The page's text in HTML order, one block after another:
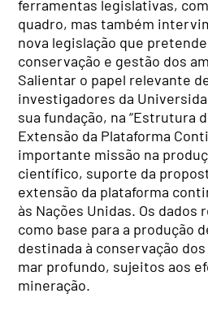
ferramentas legislativas,
quadro, mas também
nova legislação que
conservação e gestão dos
Salientar o papel relevante
investigadores da
sua fundação, na “Estrutura
Extensão da Plataforma
importante missão na
científico, suporte da
extensão da plataforma
às Nações Unidas. Os
como base para a produção
destinada à conservação
mar profundo, sujeitos aos
mineração.